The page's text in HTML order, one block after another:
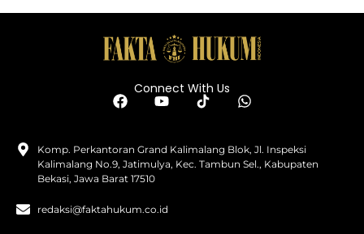
Connect With Us
Komp. Perkantoran Grand Kalimalang Blok, Jl. Inspeksi
Kalimalang No.9, Jatimulya, Kec. Tambun Sel., Kabupaten
Bekasi, Jawa Barat 17510
redaksi@faktahukum.co.id